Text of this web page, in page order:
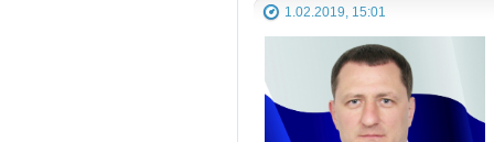
1.02.2019, 15:01